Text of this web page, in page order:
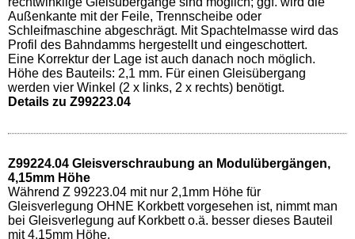
Außenkante mit der Feile, Trennscheibe oder
Schleifmaschine abgeschrägt. Mit Spachtelmasse wird das
Profil des Bahndamms hergestellt und eingeschottert.
Eine Korrektur der Lage ist auch danach noch möglich.
Höhe des Bauteils: 2,1 mm. Für einen Gleisübergang
werden vier Winkel (2 x links, 2 x rechts) benötigt.
Details zu Z99223.04
Z99224.04 Gleisverschraubung an Modulübergängen,
4,15mm Höhe
Während Z 99223.04 mit nur 2,1mm Höhe für
Gleisverlegung OHNE Korkbett vorgesehen ist, nimmt man
bei Gleisverlegung auf Korkbett o.ä. besser dieses Bauteil
mit 4,15mm Höhe.